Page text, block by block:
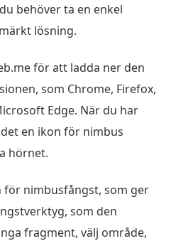
behöver ta en enkel
lösning.
för att ladda ner den
som Chrome, Firefox,
Edge. När du har
en ikon för nimbus
hörnet.
för nimbusfångst, som ger
som den
fragment, välj område,